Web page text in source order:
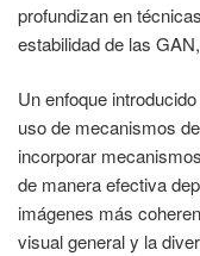
profundizan en
estabilidad de las
Un enfoque
uso de mecanismos
incorporar
de manera efectiva
imágenes más
visual general y la